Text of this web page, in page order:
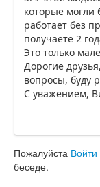
которые могли
работает без
получаете 2
Это только
Дорогие
вопросы, буду
С уважением,
Пожалуйста Войти
беседе.